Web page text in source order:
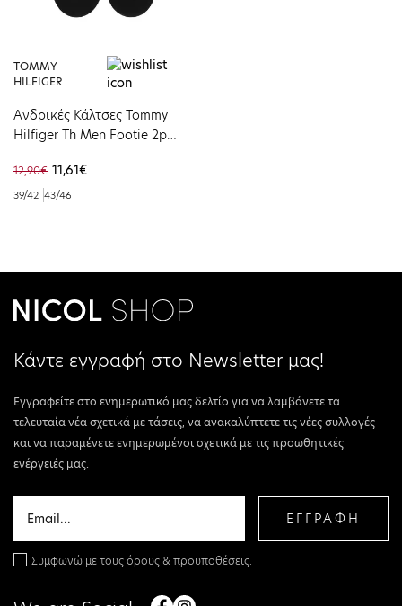
TOMMY
HILFIGER
Ανδρικές Κάλτσες Tommy
Hilfiger Th Men Footie 2p
12,90€ 11,61€
39/42 43/46
Κάντε εγγραφή στο Newsletter μας!
Εγγραφείτε στο ενημερωτικό μας δελτίο για να λαμβάνετε τα
τελευταία νέα σχετικά με τάσεις, να ανακαλύπτετε τις νέες συλλογές
και να παραμένετε ενημερωμένοι σχετικά με τις προωθητικές
ενέργειές μας.
ΕΓΓΡΑΦΗ
Συμφωνώ με τουςόρους & προϋποθέσεις.